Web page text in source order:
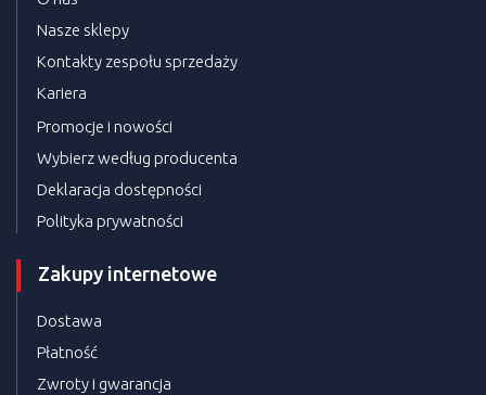
Nasze sklepy
Kontakty zespołu sprzedaży
Kariera
Promocje i nowości
Wybierz według producenta
Deklaracja dostępności
Polityka prywatności
Zakupy internetowe
Dostawa
Płatność
Zwroty i gwarancja